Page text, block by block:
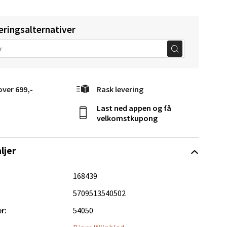
699,- Rask levering
Last ned appen og få
velkomstkupong
168439
5709513540502
54050
g